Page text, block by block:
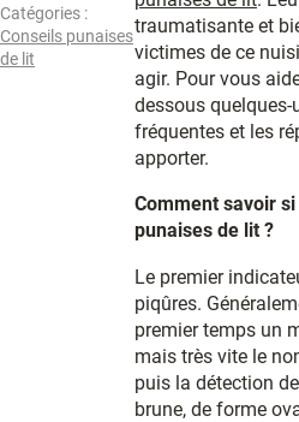
Catégories :
Conseils punaises
de lit
traumatisante et
victimes de ce
agir. Pour vous
dessous
fréquentes et les
apporter.
Comment savoir
punaises de lit ?
Le premier
piqûres.
premier temps un
mais très vite le
puis la détection
brune, de forme